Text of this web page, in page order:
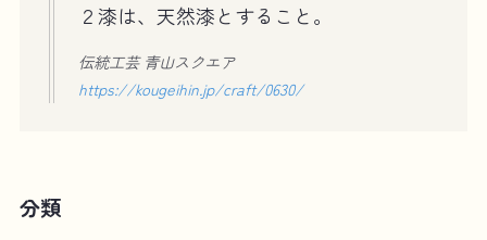
２漆は、天然漆とすること。
伝統工芸 青山スクエア
https://kougeihin.jp/craft/0630/
分類